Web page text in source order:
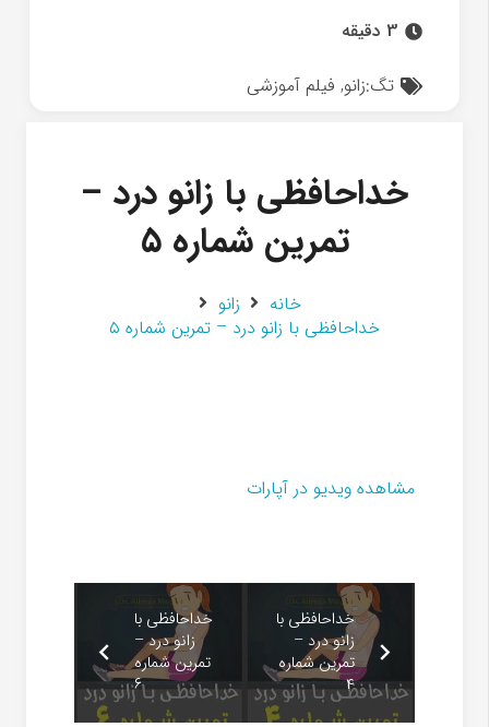
3 دقیقه
تگ:زانو, فیلم آموزشی
خداحافظی با زانو درد –
تمرین شماره ۵
خانه
زانو
خداحافظی با زانو درد – تمرین شماره ۵
مشاهده ویدیو در آپارات
خداحافظی با
زانو درد –
تمرین شماره
۶
خداحافظی با
زانو درد –
تمرین شماره
۴